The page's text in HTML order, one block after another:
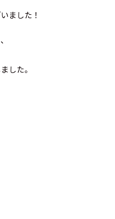
ました！
した。